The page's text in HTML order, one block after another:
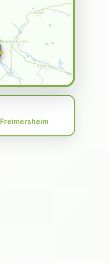
Freimersheim